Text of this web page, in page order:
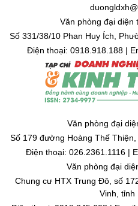
Văn phòng đại diện
Số 331/38/10 Phan Huy Ích,
Điện thoại: 0918.918.188 |
Văn phòng đại
Số 179 đường Hoàng Thế
Điện thoại: 026.2361.1116 |
Văn phòng đại
Chung cư HTX Trung Đô, số
Vinh, tỉnh